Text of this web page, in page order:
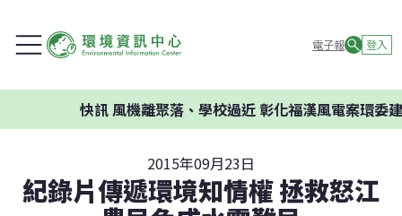
電子報 登入
風機離聚落、學校過近 彰化福漢風電案環委建議不
2015年09月23日
紀錄片傳遞環境知情權 拯救怒江